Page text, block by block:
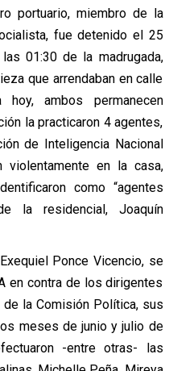
portuario, miembro de la
fue detenido el 25
01:30 de la madrugada,
que arrendaban en calle
ambos permanecen
la practicaron 4 agentes,
de Inteligencia Nacional
violentamente en la casa,
como “agentes
la residencial, Joaquín
Ponce Vicencio, se
en contra de los dirigentes
la Comisión Política, sus
meses de junio y julio de
-entre otras- las